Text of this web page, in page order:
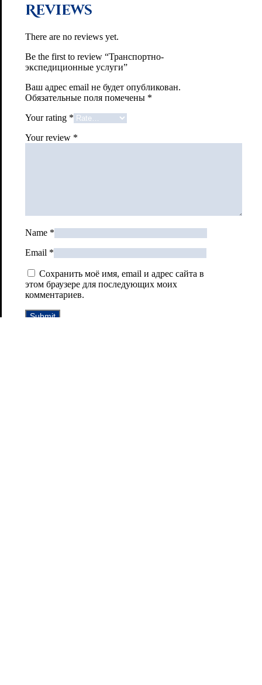
Reviews
There are no reviews yet.
Be the first to review “Транспортно-
экспедиционные услуги”
Ваш адрес email не будет опубликован.
Обязательные поля помечены *
Your rating *
Your review *
Name *
Email *
Сохранить моё имя, email и адрес сайта в
этом браузере для последующих моих
комментариев.